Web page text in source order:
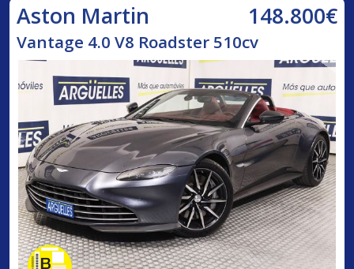
Aston Martin 148.800€
Vantage 4.0 V8 Roadster 510cv